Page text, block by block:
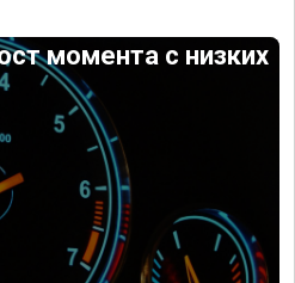
момента с низких